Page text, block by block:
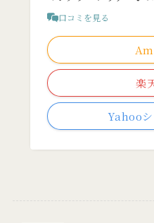
口コミを見る
楽
Yahoo